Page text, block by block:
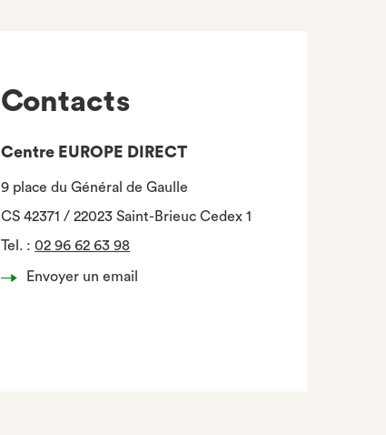
Contacts
Centre EUROPE DIRECT
9 place du Général de Gaulle
CS 42371 / 22023 Saint-Brieuc Cedex 1
Tel. :02 96 62 63 98
Envoyer un email